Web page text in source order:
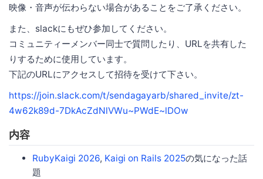
映像・音声が伝わらない場合があることをご了承ください。
また、slackにもぜひ参加してください。
コミュニティーメンバー同士で質問したり、URLを共有した
りするために使用しています。
下記のURLにアクセスして招待を受けて下さい。
https://join.slack.com/t/sendagayarb/shared_invite/zt-
4w62k89d-7DkAcZdNlVWu~PWdE~lDOw
内容
RubyKaigi 2026, Kaigi on Rails 2025の気になった話
題